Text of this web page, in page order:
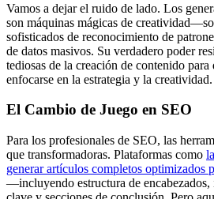
Vamos a dejar el ruido de lado. Los
son máquinas mágicas de
sofisticados de reconocimiento de
de datos masivos. Su verdadero poder
tediosas de la creación de contenido para
enfocarse en la estrategia y la creatividad.
El Cambio de Juego en SEO
Para los profesionales de SEO, las
que transformadoras. Plataformas como
generar artículos completos optimizados
—incluyendo estructura de encabezados,